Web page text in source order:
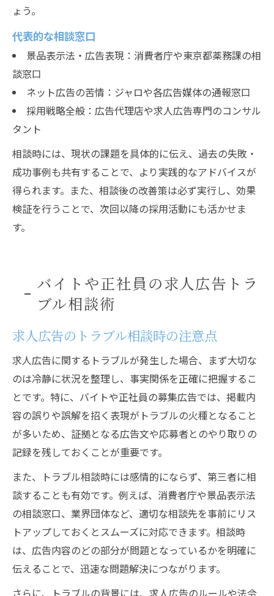
ょう。
代表的な相談窓口
景品表示法・広告表現：消費者庁や東京都薬務課の相
談窓口
ネット広告の苦情：ジャロや各広告媒体の通報窓口
採用戦略全般：広告代理店や求人広告専門のコンサル
タント
相談時には、現状の課題を具体的に伝え、過去の失敗・
成功事例も共有することで、より実践的なアドバイスが
得られます。また、相談後の改善策は必ず実行し、効果
検証を行うことで、次回以降の採用活動にも活かせま
す。
バイトや正社員の求人広告トラ
ブル相談術
求人広告のトラブル相談時の注意点
求人広告に関するトラブルが発生した場合、まず大切な
のは冷静に状況を整理し、事実関係を正確に把握するこ
とです。特に、バイトや正社員の募集広告では、掲載内
容の誤りや誤解を招く表現がトラブルの火種となること
が多いため、証拠となる広告文や応募者とのやり取りの
記録を残しておくことが重要です。
また、トラブル相談時には感情的にならず、第三者に相
談することも有効です。例えば、消費者庁や景品表示法
の相談窓口、業界団体など、適切な相談先を事前にリス
トアップしておくとスムーズに対応できます。相談時
は、広告内容のどの部分が問題となっているかを明確に
伝えることで、迅速な問題解決につながります。
さらに、トラブルの背景には、求人広告のルールや法令